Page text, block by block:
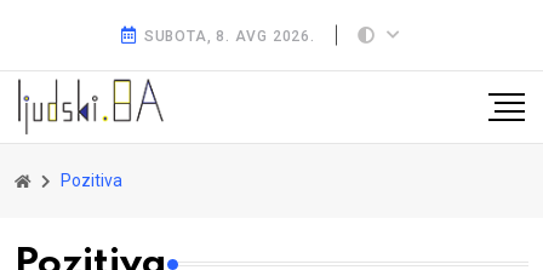
SUBOTA, 8. AVG 2026.
Pozitiva